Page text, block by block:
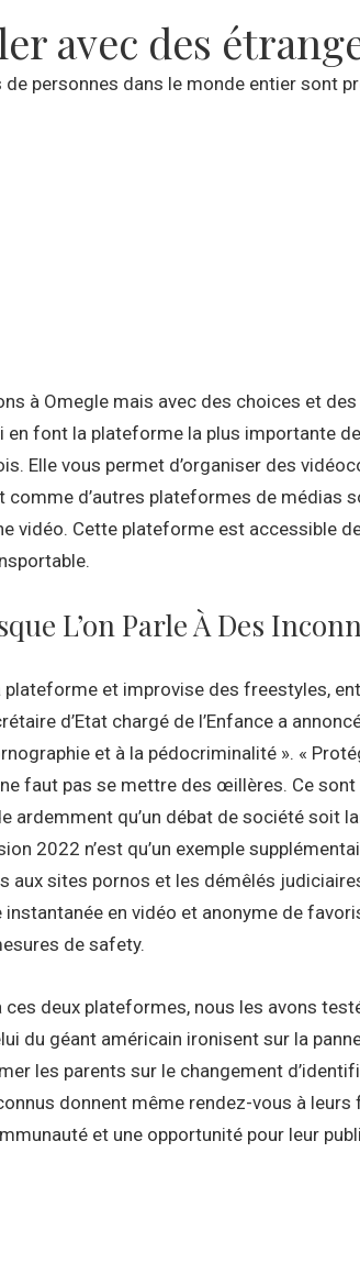
avec des
personnes dans le monde entier sont
à Omegle mais avec des choices et
font la plateforme la plus importante
Elle vous permet d’organiser des
d’autres plateformes de médias
Cette plateforme est accessible
L’on Parle À Des
et improvise des freestyles,
d’Etat chargé de l’Enfance a
et à la pédocriminalité ». «
faut pas se mettre des œillères. Ce
ardemment qu’un débat de société soit
2022 n’est qu’un exemple
aux sites pornos et les démêlés
en vidéo et anonyme de
de safety.
deux plateformes, nous les avons
du géant américain ironisent sur la
les parents sur le changement
donnent même rendez-vous à
et une opportunité pour leur